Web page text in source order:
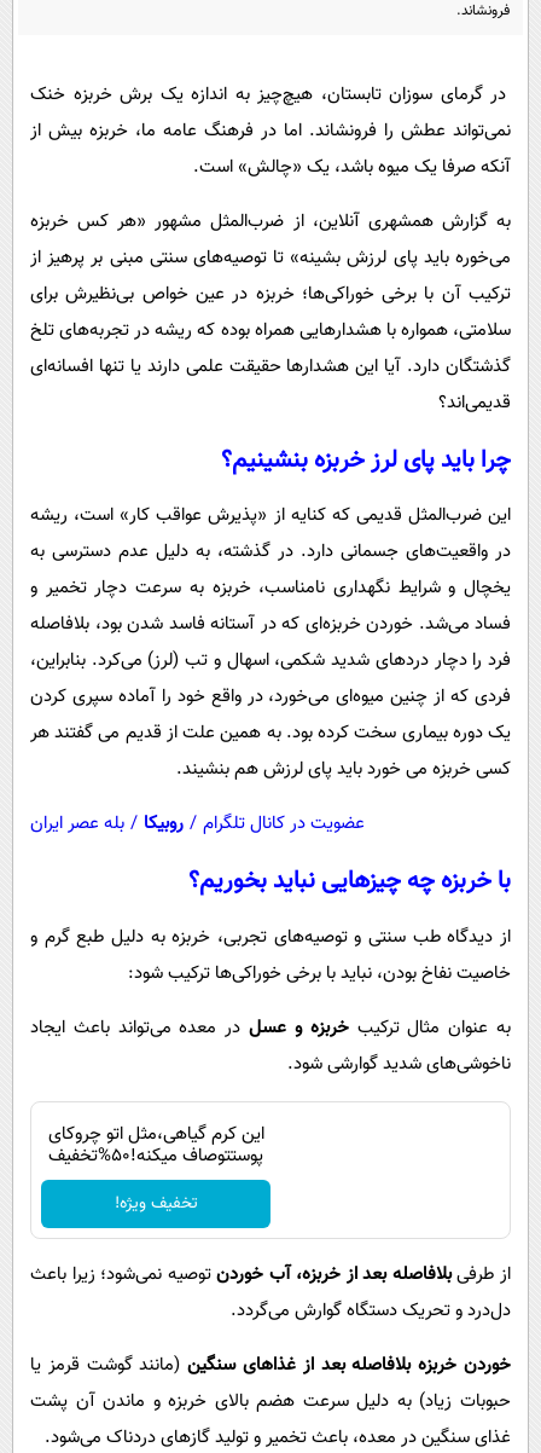
گوناگون
حوادث
سلامت
بین الملل
اجتماعی
سیاست خارجی
آشپزی
دانلود
فرونشاند.
در گرمای سوزان تابستان، هیچ‌چیز به اندازه یک برش خربزه خنک
نمی‌تواند عطش را فرونشاند. اما در فرهنگ عامه ما، خربزه بیش از
آنکه صرفا یک میوه باشد، یک «چالش» است.
به گزارش همشهری آنلاین، از ضرب‌المثل مشهور «هر کس خربزه
می‌خوره باید پای لرزش بشینه» تا توصیه‌های سنتی مبنی بر پرهیز از
ترکیب آن با برخی خوراکی‌ها؛ خربزه در عین خواص بی‌نظیرش برای
سلامتی، همواره با هشدارهایی همراه بوده که ریشه در تجربه‌های تلخ
گذشتگان دارد. آیا این هشدارها حقیقت علمی دارند یا تنها افسانه‌ای
قدیمی‌اند؟
چرا باید پای لرز خربزه بنشینیم؟
این ضرب‌المثل قدیمی که کنایه از «پذیرش عواقب کار» است، ریشه
در واقعیت‌های جسمانی دارد. در گذشته، به دلیل عدم دسترسی به
یخچال و شرایط نگهداری نامناسب، خربزه به سرعت دچار تخمیر و
فساد می‌شد. خوردن خربزه‌ای که در آستانه فاسد شدن بود، بلافاصله
فرد را دچار دردهای شدید شکمی، اسهال و تب (لرز) می‌کرد. بنابراین،
فردی که از چنین میوه‌ای می‌خورد، در واقع خود را آماده‌ سپری کردن
یک دوره بیماری سخت کرده بود. به همین علت از قدیم می گفتند هر
کسی خربزه می خورد باید پای لرزش هم بنشیند.
عضویت در کانال تلگرام / روبیکا / بله عصر ایران
با خربزه چه چیزهایی نباید بخوریم؟
از دیدگاه طب سنتی و توصیه‌های تجربی، خربزه به دلیل طبع گرم و
خاصیت نفاخ بودن، نباید با برخی خوراکی‌ها ترکیب شود:
به عنوان مثال ترکیبخربزه و عسلدر معده می‌تواند باعث ایجاد
ناخوشی‌های شدید گوارشی شود.
این کرم گیاهی،مثل اتو چروکای
پوستتوصاف میکنه!50%تخفیف
تخفیف ویژه!
از طرفیبلافاصله بعد از خربزه، آب خوردنتوصیه نمی‌شود؛ زیرا باعث
دل‌درد و تحریک دستگاه گوارش می‌گردد.
خوردن خربزه بلافاصله بعد از غذاهای سنگین(مانند گوشت قرمز یا
حبوبات زیاد) به دلیل سرعت هضم بالای خربزه و ماندن آن پشت
غذای سنگین در معده، باعث تخمیر و تولید گازهای دردناک می‌شود.